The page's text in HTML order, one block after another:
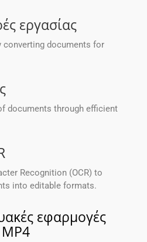
εργασίας
documents for
documents through efficient
Recognition (OCR) to
into editable formats.
εφαρμογές